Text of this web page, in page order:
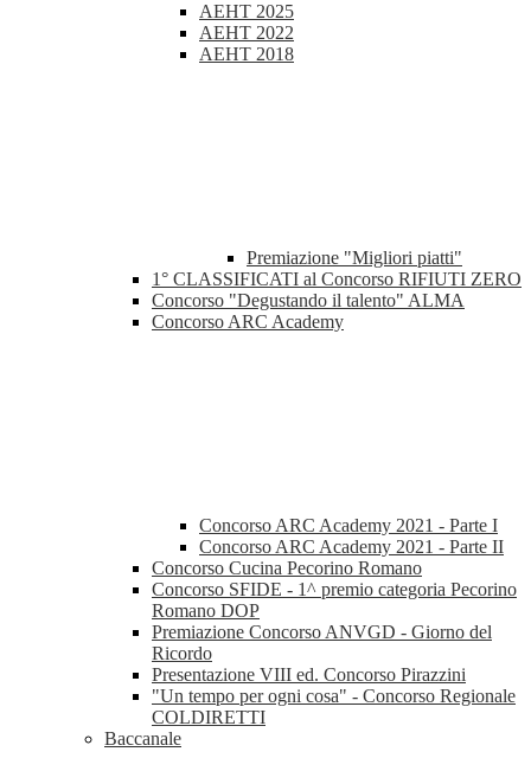
AEHT 2025
AEHT 2022
AEHT 2018
Premiazione "Migliori piatti"
1° CLASSIFICATI al Concorso RIFIUTI ZERO
Concorso "Degustando il talento" ALMA
Concorso ARC Academy
Concorso ARC Academy 2021 - Parte I
Concorso ARC Academy 2021 - Parte II
Concorso Cucina Pecorino Romano
Concorso SFIDE - 1^ premio categoria Pecorino
Romano DOP
Premiazione Concorso ANVGD - Giorno del
Ricordo
Presentazione VIII ed. Concorso Pirazzini
"Un tempo per ogni cosa" - Concorso Regionale
COLDIRETTI
Baccanale